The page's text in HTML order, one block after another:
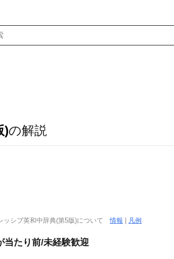
)の解説
ッシブ英和中辞典(第5版)について情報 凡例
当たり前/未経験歓迎